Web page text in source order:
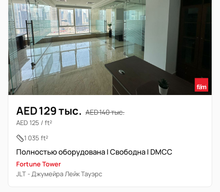
AED 129 тыс. AED 140 тыс.
AED 125 / ft²
1 035 ft²
Полностью оборудована | Свободна | DMCC
Fortune Tower
JLT - Джумейра Лейк Тауэрс